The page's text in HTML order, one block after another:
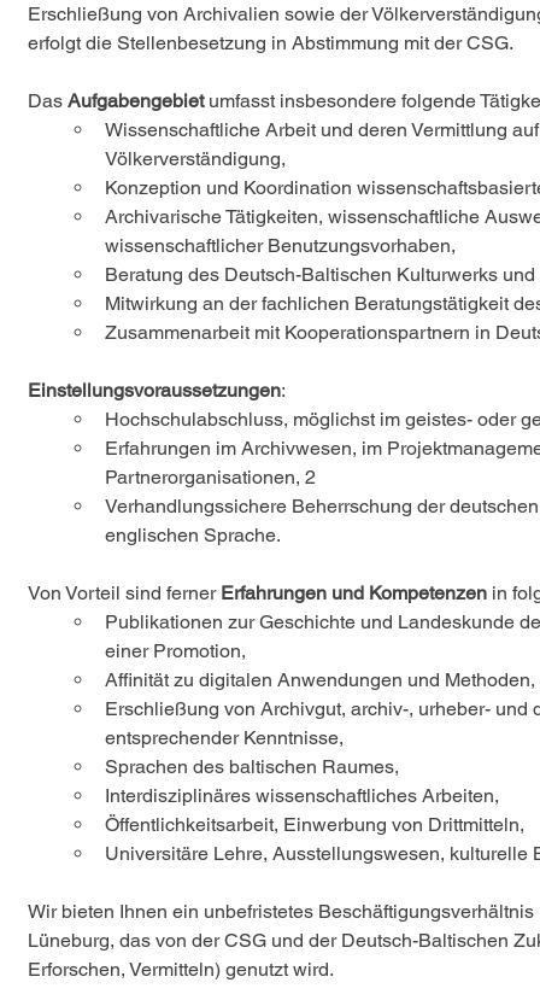
Erschließung von Archivalien sowie der
erfolgt die Stellenbesetzung in Abstimmung mit der CSG.
Das Aufgabengebiet umfasst insbesondere folgende
Wissenschaftliche Arbeit und deren Vermittlung
Völkerverständigung,
Konzeption und Koordination
Archivarische Tätigkeiten, wissenschaftliche
wissenschaftlicher Benutzungsvorhaben,
Beratung des Deutsch-Baltischen Kulturwerks
Mitwirkung an der fachlichen Beratungstätigkeit
Zusammenarbeit mit Kooperationspartnern in
Einstellungsvoraussetzungen:
Hochschulabschluss, möglichst im geistes- oder
Erfahrungen im Archivwesen, im
Partnerorganisationen, 2
Verhandlungssichere Beherrschung der
englischen Sprache.
Von Vorteil sind ferner Erfahrungen und Kompetenzen in
Publikationen zur Geschichte und Landeskunde
einer Promotion,
Affinität zu digitalen Anwendungen und
Erschließung von Archivgut, archiv-, urheber-
entsprechender Kenntnisse,
Sprachen des baltischen Raumes,
Interdisziplinäres wissenschaftliches Arbeiten,
Öffentlichkeitsarbeit, Einwerbung von Drittmitteln,
Universitäre Lehre, Ausstellungswesen, kulturelle
Wir bieten Ihnen ein unbefristetes
Lüneburg, das von der CSG und der Deutsch-Baltischen
Erforschen, Vermitteln) genutzt wird.